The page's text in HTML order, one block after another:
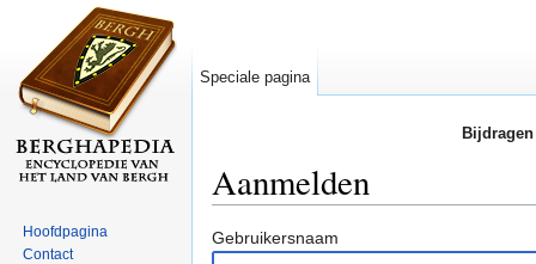
Aanmelden
Gebruikersnaam
Speciale pagina
Hoofdpagina
Contact